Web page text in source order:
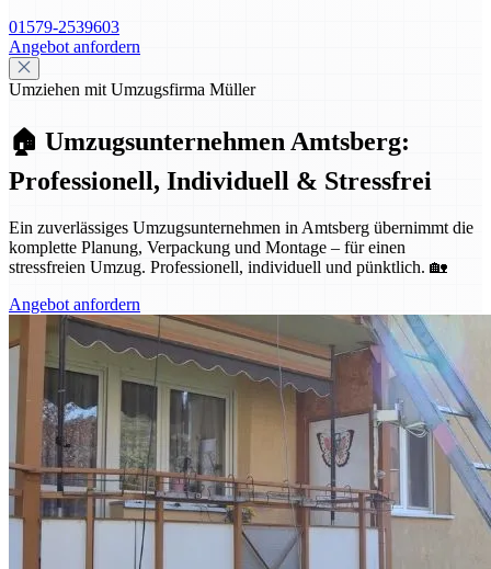
01579-2539603
Angebot anfordern
Umziehen mit Umzugsfirma Müller
🏠 Umzugsunternehmen Amtsberg:
Professionell, Individuell & Stressfrei
Ein zuverlässiges Umzugsunternehmen in Amtsberg übernimmt die
komplette Planung, Verpackung und Montage – für einen
stressfreien Umzug. Professionell, individuell und pünktlich. 🏡
Angebot anfordern